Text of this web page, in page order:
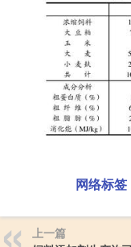
网络标签
上一篇